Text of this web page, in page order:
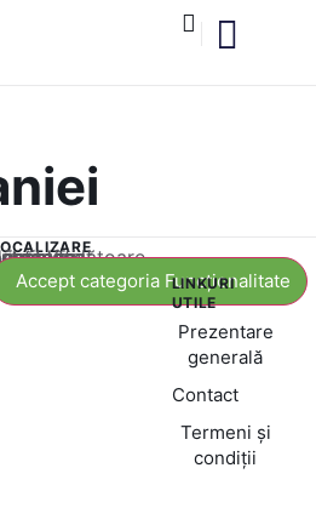
categoria corespunzătoare de cookie-uri.
Accept categoria Funcționalitate
LINKURI
UTILE
Prezentare
generală
Contact
Termeni și
condiții